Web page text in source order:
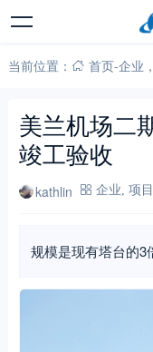
当前位置： 首页-企业 ，
美兰机场二
竣工验收
kathlin 企业 项目
规模是现有塔台的3